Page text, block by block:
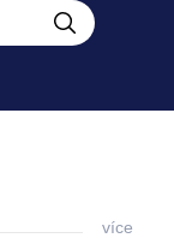
více